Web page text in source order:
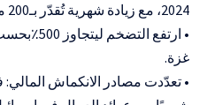
2024، مع زيادة شهرية تُقدّر بـ200 مليون شيكل.
• ارتفع
غزة.